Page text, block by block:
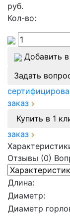
руб.
Кол-во:
Добавить
Задать
заказ
Купить в 1
заказ
Отзывы (0)
Длина:
Диаметр:
Диаметр